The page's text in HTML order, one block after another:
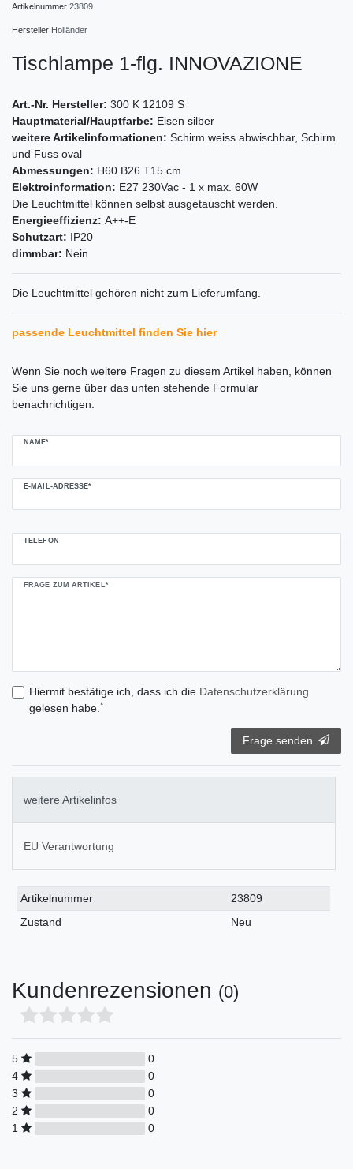
Artikelnummer 23809
Hersteller Holländer
Tischlampe 1-flg. INNOVAZIONE
Art.-Nr. Hersteller: 300 K 12109 S
Hauptmaterial/Hauptfarbe: Eisen silber
weitere Artikelinformationen: Schirm weiss abwischbar, Schirm
und Fuss oval
Abmessungen: H60 B26 T15 cm
Elektroinformation: E27 230Vac - 1 x max. 60W
Die Leuchtmittel können selbst ausgetauscht werden.
Energieeffizienz: A++-E
Schutzart: IP20
dimmbar: Nein
Die Leuchtmittel gehören nicht zum Lieferumfang.
passende Leuchtmittel finden Sie hier
Wenn Sie noch weitere Fragen zu diesem Artikel haben, können
Sie uns gerne über das unten stehende Formular
benachrichtigen.
NAME*
E-MAIL-ADRESSE*
TELEFON
FRAGE ZUM ARTIKEL*
Hiermit bestätige ich, dass ich die Daten­schutz­erklärung
gelesen habe. *
Frage senden
weitere Artikelinfos
EU Verantwortung
Technisches
Merkmal
Wert
Artikelnummer
23809
Zustand
Neu
Kundenrezensionen (0)
5
0
4
0
3
0
2
0
1
0